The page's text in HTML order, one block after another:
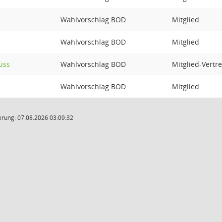
Wahlvorschlag BOD Mitglied
Wahlvorschlag BOD Mitglied
Wahlvorschlag BOD Mitglied-
Wahlvorschlag BOD Mitglied
07.08.2026 03:09:32